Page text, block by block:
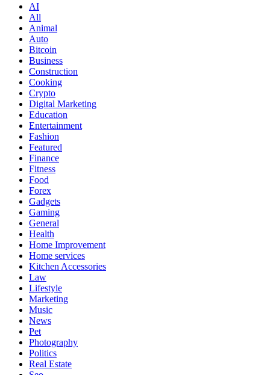
AI
All
Animal
Auto
Bitcoin
Business
Construction
Cooking
Crypto
Digital Marketing
Education
Entertainment
Fashion
Featured
Finance
Fitness
Food
Forex
Gadgets
Gaming
General
Health
Home Improvement
Home services
Kitchen Accessories
Law
Lifestyle
Marketing
Music
News
Pet
Photography
Politics
Real Estate